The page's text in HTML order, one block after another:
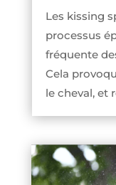
Les kissing
processus
fréquente
Cela
le cheval, et